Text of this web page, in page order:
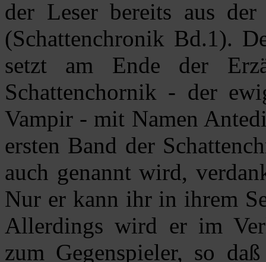
der Leser bereits aus
(Schattenchronik Bd.1).
setzt am Ende der
Schattenchornik - der
Vampir - mit Namen
ersten Band der
auch genannt wird,
Nur er kann ihr in ihrem
Allerdings wird er im
zum Gegenspieler, so